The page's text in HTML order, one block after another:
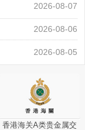
2026-08-07
2026-08-06
2026-08-05
香港海关A类贵金属交